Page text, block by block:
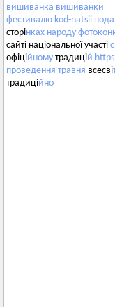
вишиванка вишиванки
фестивалю kod-natsii
сторінках народу
сайті національної участі
офіційному традицій https
проведення травня всесві
традиційно